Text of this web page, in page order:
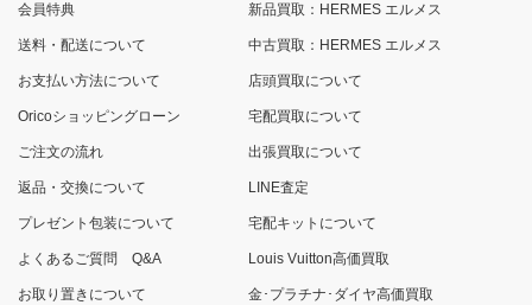
会員特典
送料・配送について
お支払い方法について
Oricoショッピングローン
ご注文の流れ
返品・交換について
プレゼント包装について
よくあるご質問 Q&A
お取り置きについて
新品買取：HERMES エルメス
中古買取：HERMES エルメス
店頭買取について
宅配買取について
出張買取について
LINE査定
宅配キットについて
Louis Vuitton高価買取
金･プラチナ･ダイヤ高価買取